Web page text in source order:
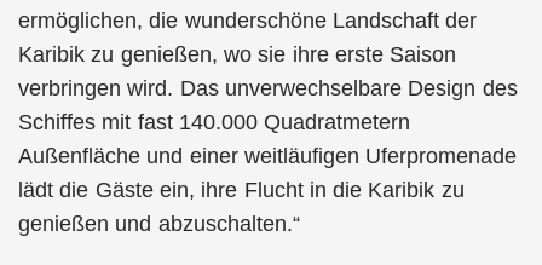
ermöglichen, die wunderschöne Landschaft der
Karibik zu genießen, wo sie ihre erste Saison
verbringen wird. Das unverwechselbare Design des
Schiffes mit fast 140.000 Quadratmetern
Außenfläche und einer weitläufigen Uferpromenade
lädt die Gäste ein, ihre Flucht in die Karibik zu
genießen und abzuschalten.“